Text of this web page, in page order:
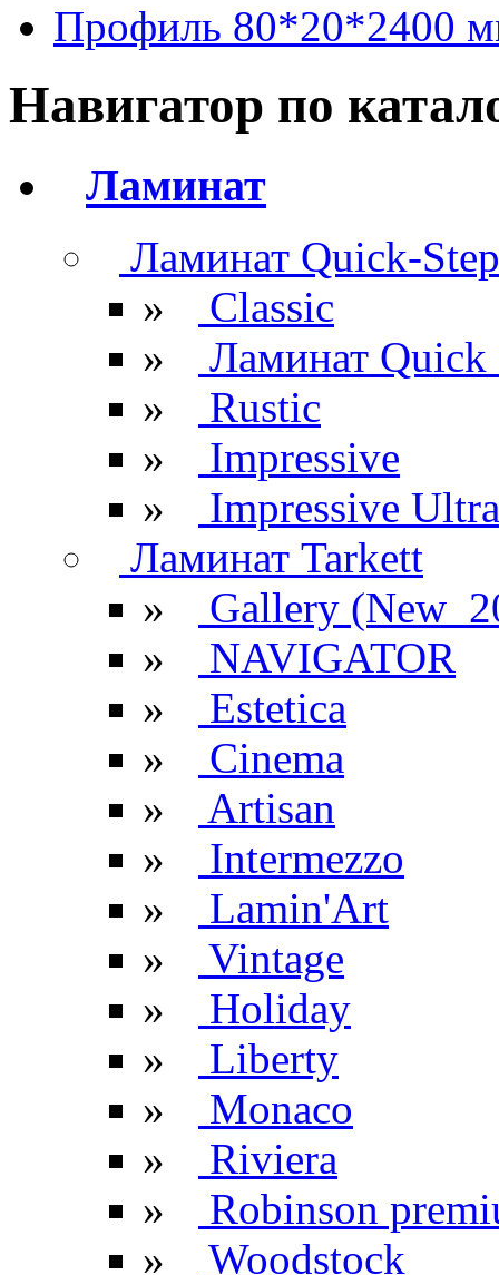
Профиль 80*20*2400
Навигатор по
Ламинат
Ламинат Quick-Step
»
Classic
»
Ламинат Quick
»
Rustic
»
Impressive
»
Impressive Ultra
Ламинат Tarkett
»
Gallery
»
NAVIGATOR
»
Estetica
»
Cinema
»
Artisan
»
Intermezzo
»
Lamin'Art
»
Vintage
»
Holiday
»
Liberty
»
Monaco
»
Riviera
»
Robinson
»
Woodstock